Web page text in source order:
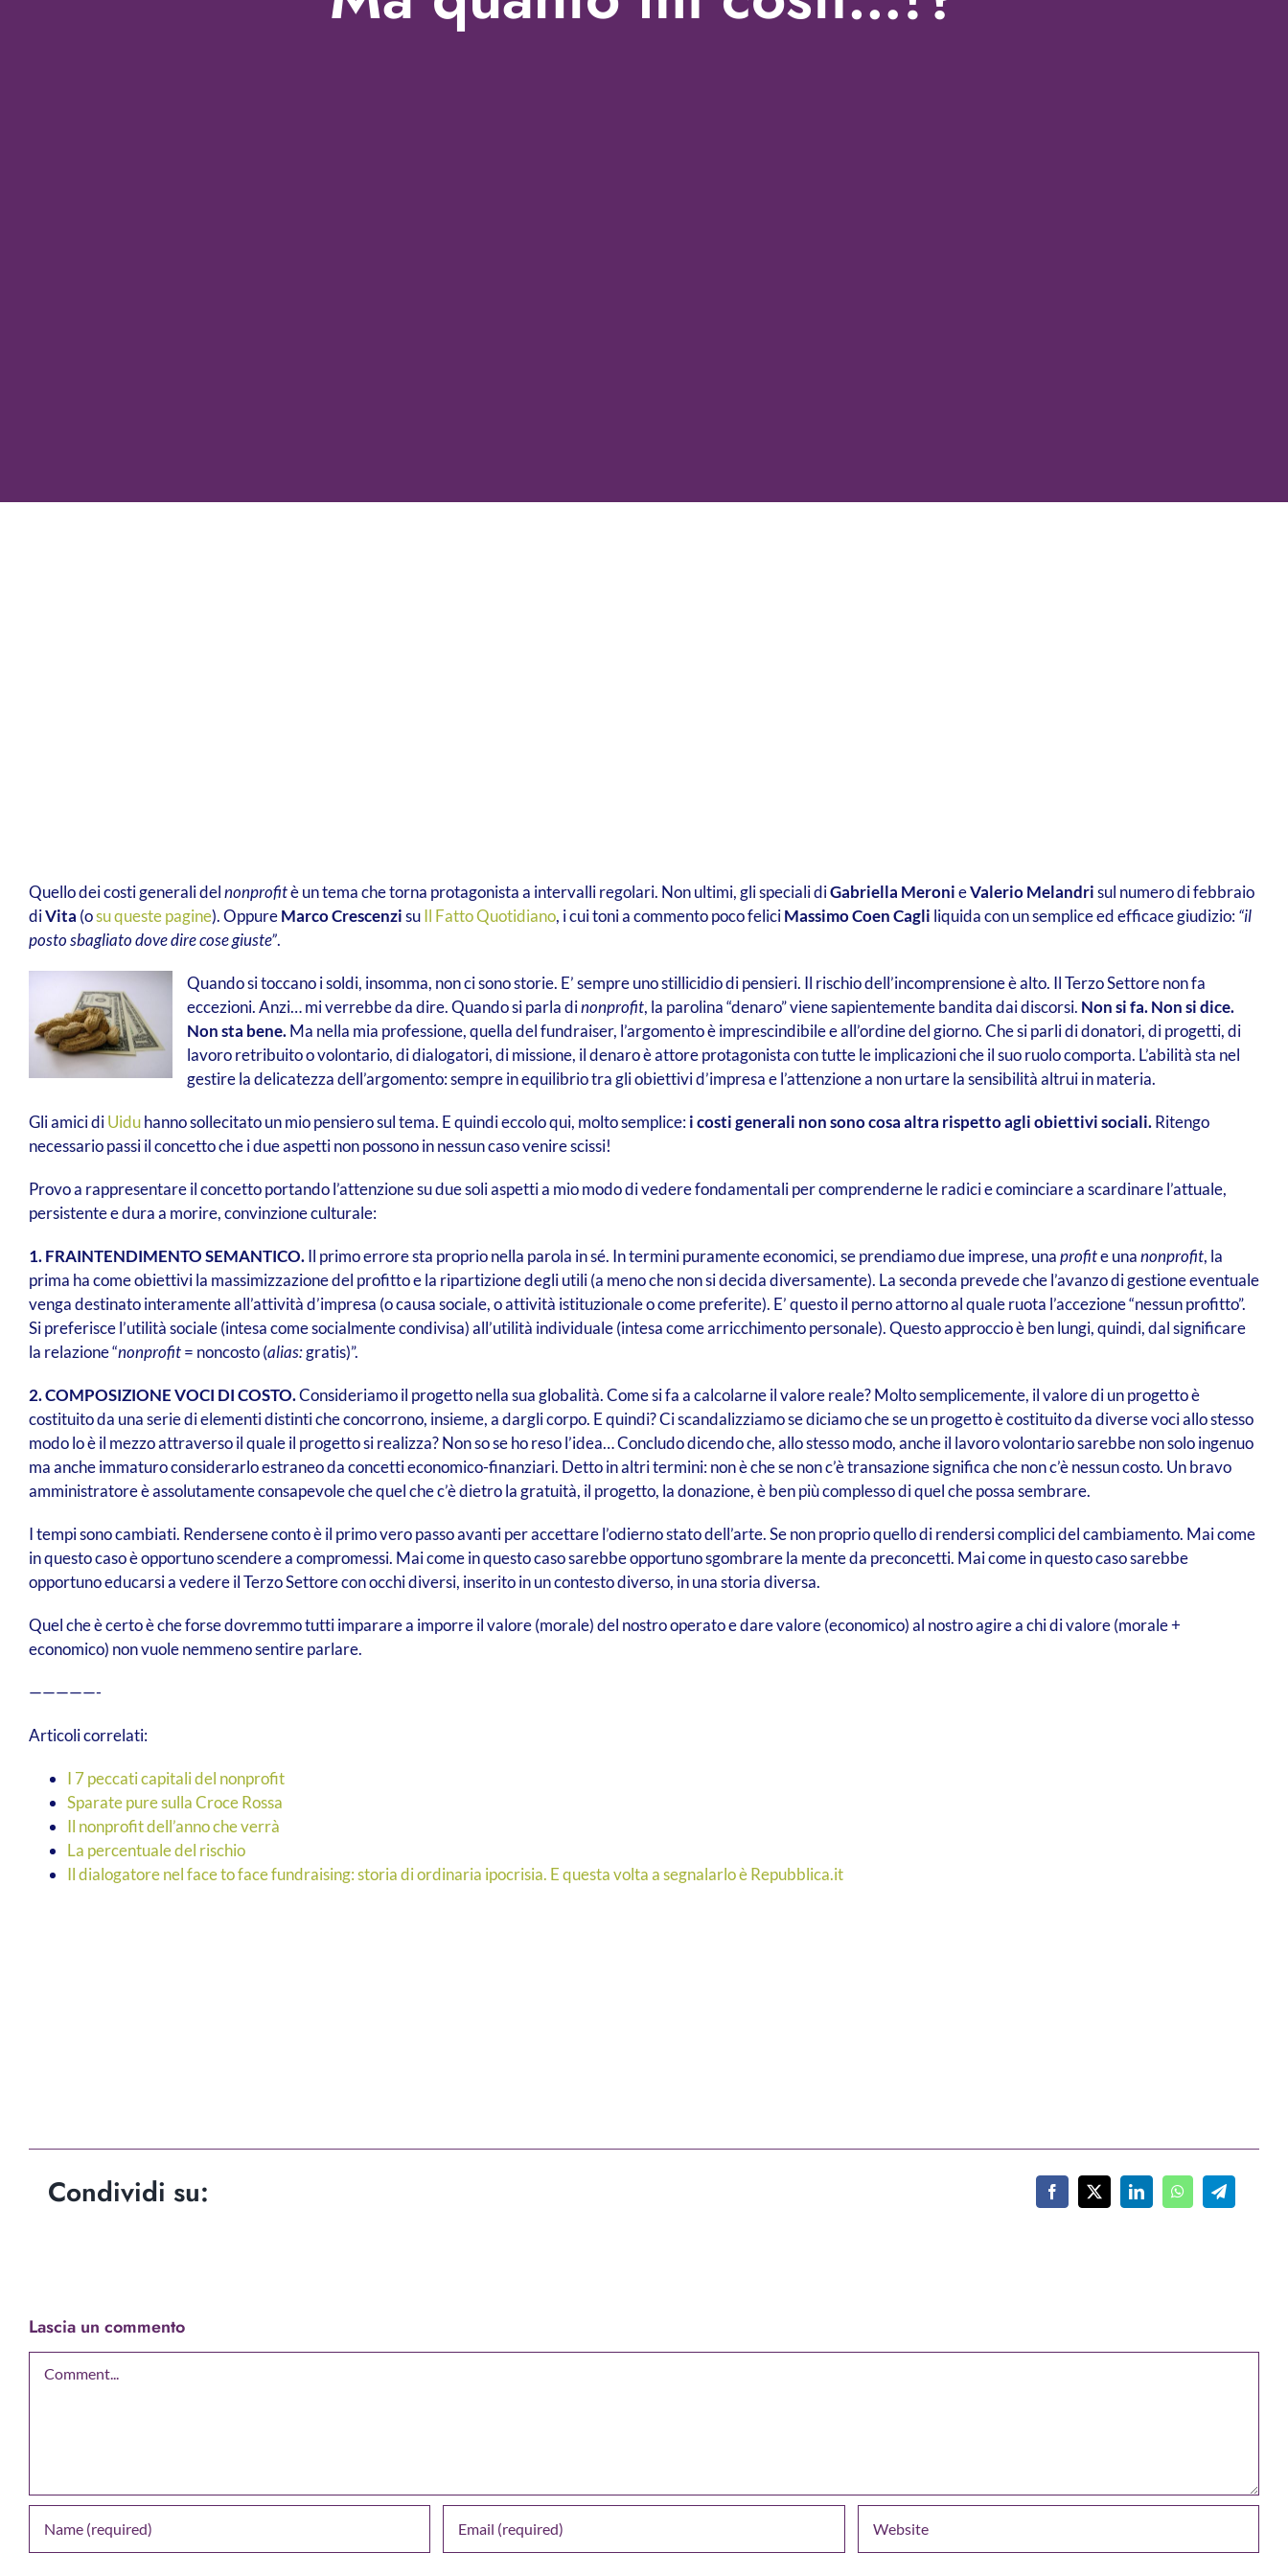
Quello dei costi generali delnonprofitè un tema che torna protagonista a intervalli regolari. Non ultimi, gli speciali diGabriella MeronieValerio Melandrisul numero di febbraio
diVita (osu queste pagine). OppureMarco CrescenzisuIl Fatto Quotidiano, i cui toni a commento poco feliciMassimo Coen Cagli liquida con un semplice ed efficace giudizio:“il
posto sbagliato dove dire cose giuste”.
Quando si toccano i soldi, insomma, non ci sono storie. E’ sempre uno stillicidio di pensieri. Il rischio dell’incomprensione è alto. Il Terzo Settore non fa
eccezioni. Anzi… mi verrebbe da dire. Quando si parla dinonprofit, la parolina “denaro” viene sapientemente bandita dai discorsi. Non si fa. Non si dice.
Non sta bene.Ma nella mia professione, quella del fundraiser, l’argomento è imprescindibile e all’ordine del giorno. Che si parli di donatori, di progetti, di
lavoro retribuito o volontario, di dialogatori, di missione, il denaro è attore protagonista con tutte le implicazioni che il suo ruolo comporta. L’abilità sta nel
gestire la delicatezza dell’argomento: sempre in equilibrio tra gli obiettivi d’impresa e l’attenzione a non urtare la sensibilità altrui in materia.
Gli amici diUiduhanno sollecitato un mio pensiero sul tema. E quindi eccolo qui, molto semplice:i costi generali non sono cosa altra rispetto agli obiettivi sociali.Ritengo
necessario passi il concetto che i due aspetti non possono in nessun caso venire scissi!
Provo a rappresentare il concetto portando l’attenzione su due soli aspetti a mio modo di vedere fondamentali per comprenderne le radici e cominciare a scardinare l’attuale,
persistente e dura a morire, convinzione culturale:
1. FRAINTENDIMENTO SEMANTICO.Il primo errore sta proprio nella parola in sé. In termini puramente economici, se prendiamo due imprese, unaprofite unanonprofit, la
prima ha come obiettivi la massimizzazione del profitto e la ripartizione degli utili (a meno che non si decida diversamente). La seconda prevede che l’avanzo di gestione eventuale
venga destinato interamente all’attività d’impresa (o causa sociale, o attività istituzionale o come preferite). E’ questo il perno attorno al quale ruota l’accezione “nessun profitto”.
Si preferisce l’utilità sociale (intesa come socialmente condivisa) all’utilità individuale (intesa come arricchimento personale). Questo approccio è ben lungi, quindi, dal significare
la relazione “nonprofit= noncosto (alias:gratis)”.
2. COMPOSIZIONE VOCI DI COSTO.Consideriamo il progetto nella sua globalità. Come si fa a calcolarne il valore reale? Molto semplicemente, il valore di un progetto è
costituito da una serie di elementi distinti che concorrono, insieme, a dargli corpo. E quindi? Ci scandalizziamo se diciamo che se un progetto è costituito da diverse voci allo stesso
modo lo è il mezzo attraverso il quale il progetto si realizza? Non so se ho reso l’idea… Concludo dicendo che, allo stesso modo, anche il lavoro volontario sarebbe non solo ingenuo
ma anche immaturo considerarlo estraneo da concetti economico-finanziari. Detto in altri termini: non è che se non c’è transazione significa che non c’è nessun costo. Un bravo
amministratore è assolutamente consapevole che quel che c’è dietro la gratuità, il progetto, la donazione, è ben più complesso di quel che possa sembrare.
I tempi sono cambiati. Rendersene conto è il primo vero passo avanti per accettare l’odierno stato dell’arte. Se non proprio quello di rendersi complici del cambiamento. Mai come
in questo caso è opportuno scendere a compromessi. Mai come in questo caso sarebbe opportuno sgombrare la mente da preconcetti. Mai come in questo caso sarebbe
opportuno educarsi a vedere il Terzo Settore con occhi diversi, inserito in un contesto diverso, in una storia diversa.
Quel che è certo è che forse dovremmo tutti imparare a imporre il valore (morale) del nostro operato e dare valore (economico) al nostro agire a chi di valore (morale +
economico) non vuole nemmeno sentire parlare.
—————-
Articoli correlati:
I 7 peccati capitali del nonprofit
Sparate pure sulla Croce Rossa
Il nonprofit dell’anno che verrà
La percentuale del rischio
Il dialogatore nel face to face fundraising: storia di ordinaria ipocrisia. E questa volta a segnalarlo è Repubblica.it
Condividi su:
Lascia un commento